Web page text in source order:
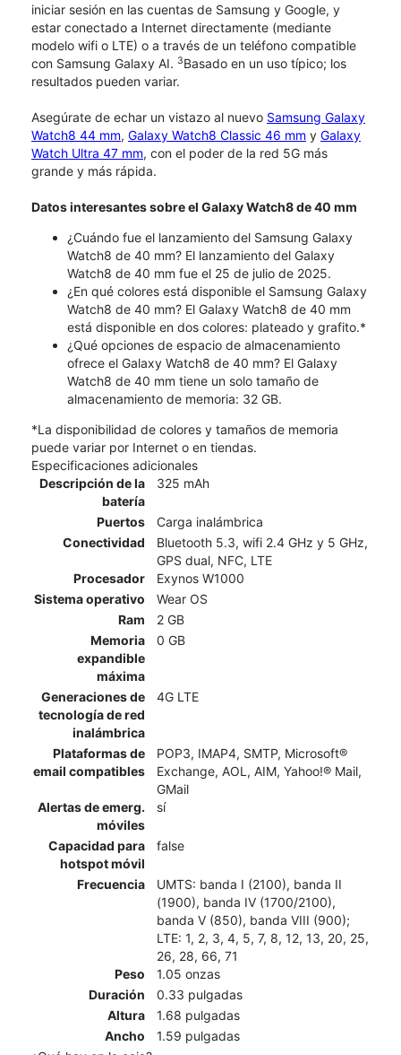
iniciar sesión en las cuentas de Samsung y Google, y
estar conectado a Internet directamente (mediante
modelo wifi o LTE) o a través de un teléfono compatible
con Samsung Galaxy AI. 3Basado en un uso típico; los
resultados pueden variar.
Asegúrate de echar un vistazo al nuevo Samsung Galaxy
Watch8 44 mm, Galaxy Watch8 Classic 46 mm y Galaxy
Watch Ultra 47 mm, con el poder de la red 5G más
grande y más rápida.
Datos interesantes sobre el Galaxy Watch8 de 40 mm
¿Cuándo fue el lanzamiento del Samsung Galaxy
Watch8 de 40 mm? El lanzamiento del Galaxy
Watch8 de 40 mm fue el 25 de julio de 2025.
¿En qué colores está disponible el Samsung Galaxy
Watch8 de 40 mm? El Galaxy Watch8 de 40 mm
está disponible en dos colores: plateado y grafito.*
¿Qué opciones de espacio de almacenamiento
ofrece el Galaxy Watch8 de 40 mm? El Galaxy
Watch8 de 40 mm tiene un solo tamaño de
almacenamiento de memoria: 32 GB.
*La disponibilidad de colores y tamaños de memoria
puede variar por Internet o en tiendas.
Especificaciones adicionales
Descripción de la
batería
325 mAh
Puertos
Carga inalámbrica
Conectividad
Bluetooth 5.3, wifi 2.4 GHz y 5 GHz,
GPS dual, NFC, LTE
Procesador
Exynos W1000
Sistema operativo
Wear OS
Ram
2 GB
Memoria
expandible
máxima
0 GB
Generaciones de
tecnología de red
inalámbrica
4G LTE
Plataformas de
email compatibles
POP3, IMAP4, SMTP, Microsoft®
Exchange, AOL, AIM, Yahoo!® Mail,
GMail
Alertas de emerg.
móviles
sí
Capacidad para
hotspot móvil
false
Frecuencia
UMTS: banda I (2100), banda II
(1900), banda IV (1700/2100),
banda V (850), banda VIII (900);
LTE: 1, 2, 3, 4, 5, 7, 8, 12, 13, 20, 25,
26, 28, 66, 71
Peso
1.05 onzas
Duración
0.33 pulgadas
Altura
1.68 pulgadas
Ancho
1.59 pulgadas